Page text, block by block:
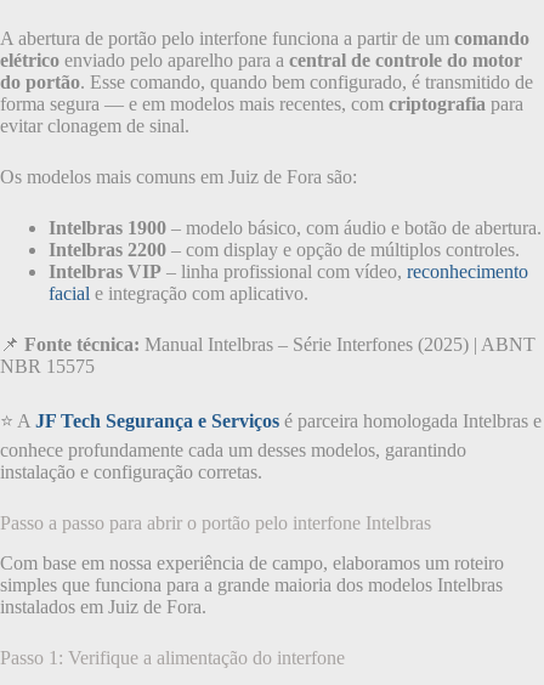
A abertura de portão pelo interfone funciona a partir de um comando
elétrico enviado pelo aparelho para a central de controle do motor
do portão. Esse comando, quando bem configurado, é transmitido de
forma segura — e em modelos mais recentes, com criptografia para
evitar clonagem de sinal.
Os modelos mais comuns em Juiz de Fora são:
Intelbras 1900 – modelo básico, com áudio e botão de abertura.
Intelbras 2200 – com display e opção de múltiplos controles.
Intelbras VIP – linha profissional com vídeo, reconhecimento
facial e integração com aplicativo.
📌 Fonte técnica: Manual Intelbras – Série Interfones (2025) | ABNT
NBR 15575
⭐ A JF Tech Segurança e Serviços é parceira homologada Intelbras e
conhece profundamente cada um desses modelos, garantindo
instalação e configuração corretas.
Passo a passo para abrir o portão pelo interfone Intelbras
Com base em nossa experiência de campo, elaboramos um roteiro
simples que funciona para a grande maioria dos modelos Intelbras
instalados em Juiz de Fora.
Passo 1: Verifique a alimentação do interfone